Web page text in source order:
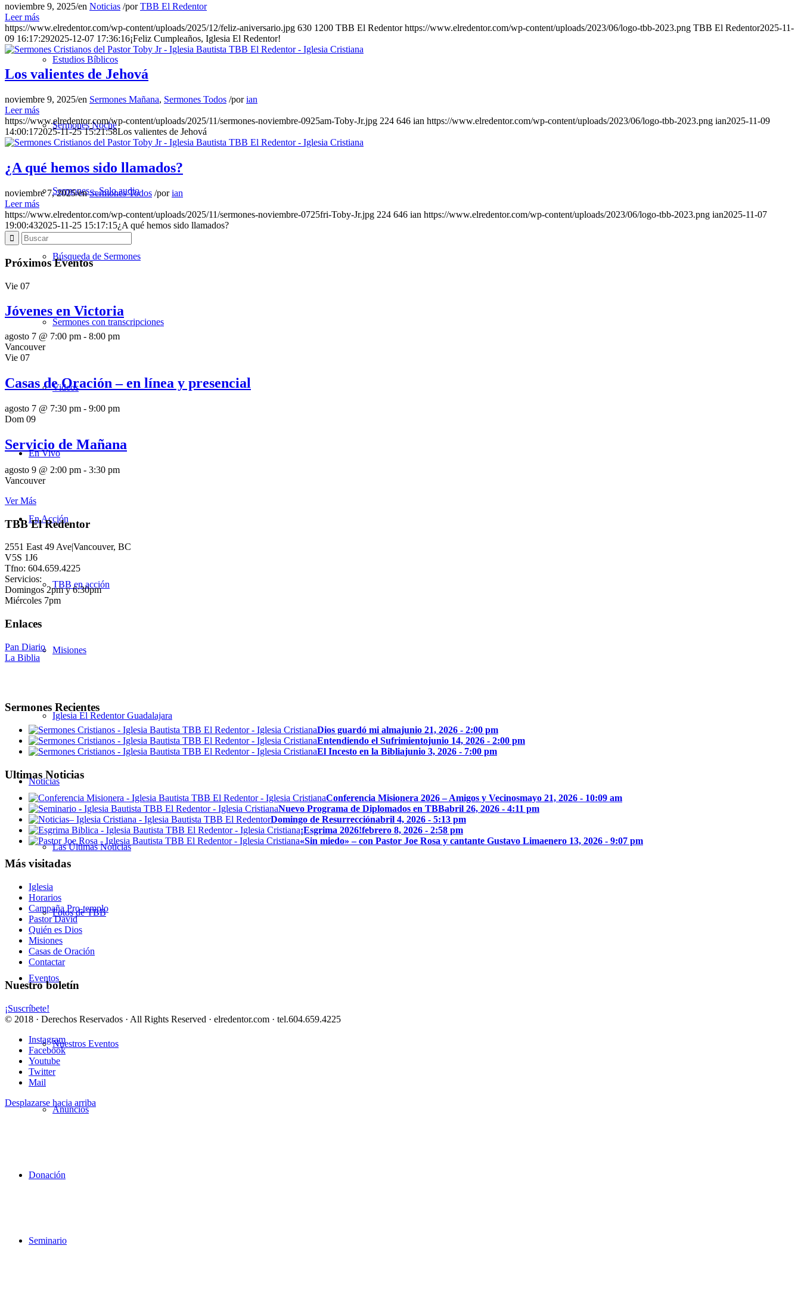
Estudios Bíblicos
Sermones Noche
Sermones – Solo audio
Búsqueda de Sermones
Sermones con transcripciones
Videos
En Vivo
En Acción
TBB en acción
Misiones
Iglesia El Redentor Guadalajara
Noticias
Las Últimas Noticias
Fotos de TBB
Eventos
Nuestros Eventos
Anuncios
Donación
Seminario
noviembre 9, 2025/en Noticias /porTBB El Redentor
Leer más
https://www.elredentor.com/wp-content/uploads/2025/12/feliz-aniversario.jpg 630 1200 TBB El Redentor https://www.elredentor.com/wp-content/uploads/2023/06/logo-tbb-2023.png TBB El Redentor2025-11-
09 16:17:292025-12-07 17:36:16¡Feliz Cumpleaños, Iglesia El Redentor!
Los valientes de Jehová
noviembre 9, 2025/en Sermones Mañana, Sermones Todos /porian
Leer más
https://www.elredentor.com/wp-content/uploads/2025/11/sermones-noviembre-0925am-Toby-Jr.jpg 224 646 ian https://www.elredentor.com/wp-content/uploads/2023/06/logo-tbb-2023.png ian2025-11-09
14:00:172025-11-25 15:21:58Los valientes de Jehová
¿A qué hemos sido llamados?
noviembre 7, 2025/enSermones Todos /porian
Leer más
https://www.elredentor.com/wp-content/uploads/2025/11/sermones-noviembre-0725fri-Toby-Jr.jpg 224 646 ian https://www.elredentor.com/wp-content/uploads/2023/06/logo-tbb-2023.png ian2025-11-07
19:00:432025-11-25 15:17:15¿A qué hemos sido llamados?
Próximos Eventos
Vie 07
Jóvenes en Victoria
agosto 7 @ 7:00 pm - 8:00 pm
Vancouver
Vie 07
Casas de Oración – en línea y presencial
agosto 7 @ 7:30 pm - 9:00 pm
Dom 09
Servicio de Mañana
agosto 9 @ 2:00 pm - 3:30 pm
Vancouver
Ver Más
TBB El Redentor
2551 East 49 Ave|Vancouver, BC
V5S 1J6
Tfno: 604.659.4225
Servicios:
Domingos 2pm y 6:30pm
Miércoles 7pm
Enlaces
Pan Diario
La Biblia
Sermones Recientes
Dios guardó mi almajunio 21, 2026 - 2:00 pm
Entendiendo el Sufrimientojunio 14, 2026 - 2:00 pm
El Incesto en la Bibliajunio 3, 2026 - 7:00 pm
Ultimas Noticias
Conferencia Misionera 2026 – Amigos y Vecinosmayo 21, 2026 - 10:09 am
Nuevo Programa de Diplomados en TBBabril 26, 2026 - 4:11 pm
Domingo de Resurrecciónabril 4, 2026 - 5:13 pm
¡Esgrima 2026!febrero 8, 2026 - 2:58 pm
«Sin miedo» – con Pastor Joe Rosa y cantante Gustavo Limaenero 13, 2026 - 9:07 pm
Más visitadas
Iglesia
Horarios
Campaña Pro-templo
Pastor David
Quién es Dios
Misiones
Casas de Oración
Contactar
Nuestro boletín
¡Suscríbete!
© 2018 · Derechos Reservados · All Rights Reserved · elredentor.com · tel.604.659.4225
Instagram
Facebook
Youtube
Twitter
Mail
Desplazarse hacia arriba